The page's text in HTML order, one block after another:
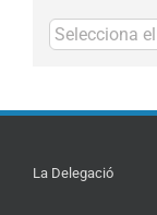
Arxius
La Delegació